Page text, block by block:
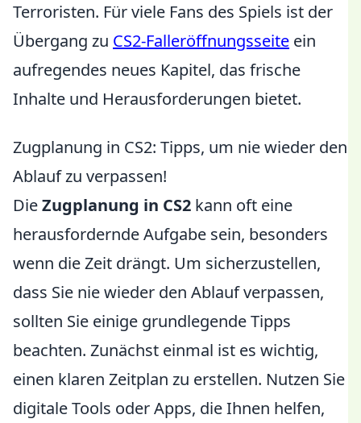
Terroristen. Für viele Fans des Spiels ist der
Übergang zu CS2-Falleröffnungsseite ein
aufregendes neues Kapitel, das frische
Inhalte und Herausforderungen bietet.
Zugplanung in CS2: Tipps, um nie wieder den
Ablauf zu verpassen!
DieZugplanung in CS2 kann oft eine
herausfordernde Aufgabe sein, besonders
wenn die Zeit drängt. Um sicherzustellen,
dass Sie nie wieder den Ablauf verpassen,
sollten Sie einige grundlegende Tipps
beachten. Zunächst einmal ist es wichtig,
einen klaren Zeitplan zu erstellen. Nutzen Sie
digitale Tools oder Apps, die Ihnen helfen,